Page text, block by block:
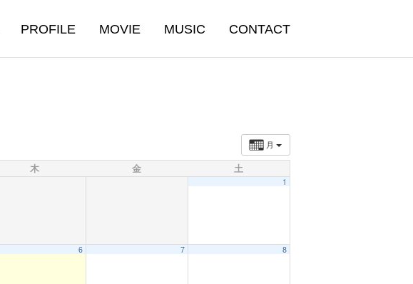
PROFILE MOVIE MUSIC CONTACT
月
木 金 土
1
6 7 8